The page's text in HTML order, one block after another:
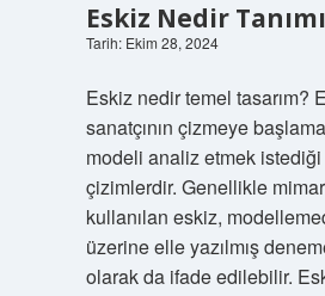
Eskiz Nedir Tanımı
Tarih: Ekim 28, 2024
Eskiz nedir temel tasarım?
sanatçının çizmeye
modeli analiz etmek istediği
çizimlerdir. Genellikle
kullanılan eskiz,
üzerine elle yazılmış
olarak da ifade edilebilir.